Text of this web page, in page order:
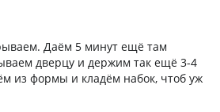
Даём 5 минут ещё там
дверцу и держим так ещё 3-4
из формы и кладём набок, чтоб уж